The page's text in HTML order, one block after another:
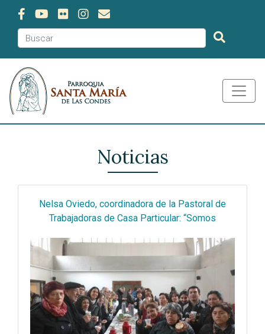
Noticias
Nelsa Oviedo, coordinadora de la Pastoral de
Trabajadoras de Casa Particular: “Somos